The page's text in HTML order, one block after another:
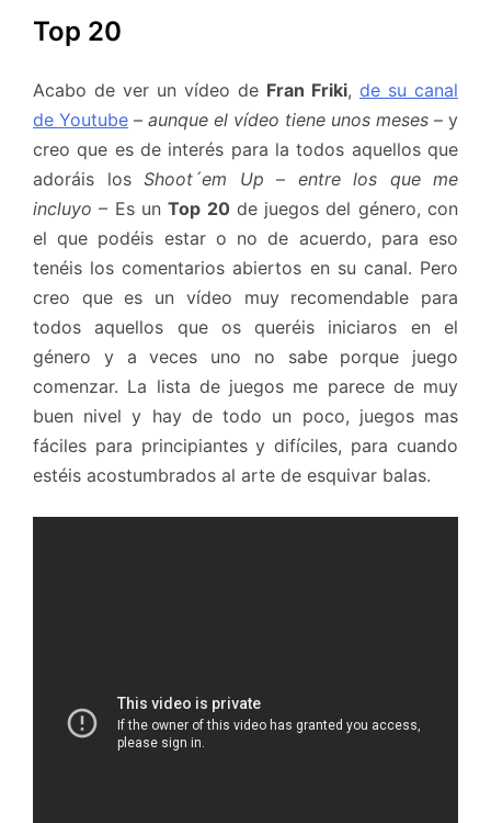
Top 20
Acabo de ver un vídeo de Fran Friki, de su canal
de Youtube – aunque el vídeo tiene unos meses – y
creo que es de interés para la todos aquellos que
adoráis los Shoot´em Up – entre los que me
incluyo – Es unTop 20de juegos del género, con
el que podéis estar o no de acuerdo, para eso
tenéis los comentarios abiertos en su canal. Pero
creo que es un vídeo muy recomendable para
todos aquellos que os queréis iniciaros en el
género y a veces uno no sabe porque juego
comenzar. La lista de juegos me parece de muy
buen nivel y hay de todo un poco, juegos mas
fáciles para principiantes y difíciles, para cuando
estéis acostumbrados al arte de esquivar balas.